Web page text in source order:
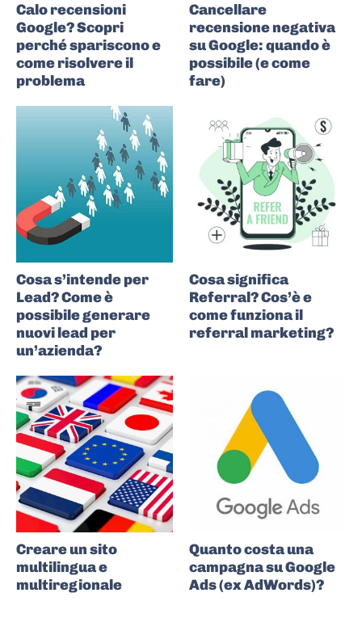
Calo recensioni
Google? Scopri
perché spariscono e
come risolvere il
problema
Cancellare
recensione negativa
su Google: quando è
possibile (e come
fare)
Cosa s’intende per
Lead? Come è
possibile generare
nuovi lead per
un’azienda?
Cosa significa
Referral? Cos’è e
come funziona il
referral marketing?
Creare un sito
multilingua e
multiregionale
Quanto costa una
campagna su Google
Ads (ex AdWords)?